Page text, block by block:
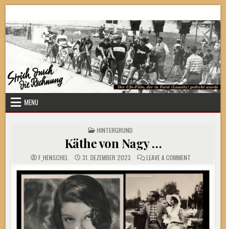
content
Strich durch die Rechnung
MENU
POSTED
IN
HINTERGRUND
Käthe von Nagy …
F_HENSCHEL 31. DEZEMBER 2023 LEAVE A COMMENTON
VON
NAGY